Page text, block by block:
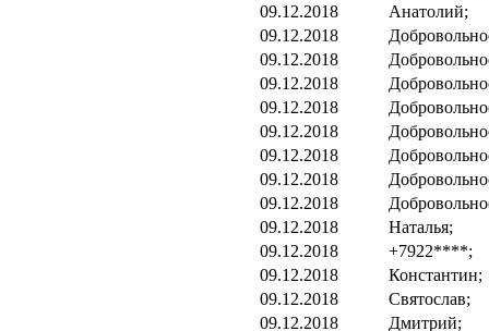
09.12.2018
Анатолий;
09.12.2018
09.12.2018
09.12.2018
09.12.2018
09.12.2018
09.12.2018
09.12.2018
09.12.2018
09.12.2018
Наталья;
09.12.2018
+7922****;
09.12.2018
Константин;
09.12.2018
Святослав;
09.12.2018
Дмитрий;